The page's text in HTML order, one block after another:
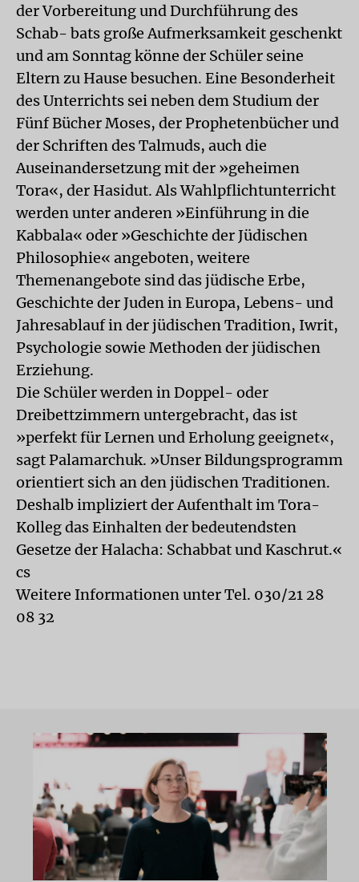
der Vorbereitung und Durchführung des
Schab- bats große Aufmerksamkeit geschenkt
und am Sonntag könne der Schüler seine
Eltern zu Hause besuchen. Eine Besonderheit
des Unterrichts sei neben dem Studium der
Fünf Bücher Moses, der Prophetenbücher und
der Schriften des Talmuds, auch die
Auseinandersetzung mit der »geheimen
Tora«, der Hasidut. Als Wahlpflichtunterricht
werden unter anderen »Einführung in die
Kabbala« oder »Geschichte der Jüdischen
Philosophie« angeboten, weitere
Themenangebote sind das jüdische Erbe,
Geschichte der Juden in Europa, Lebens- und
Jahresablauf in der jüdischen Tradition, Iwrit,
Psychologie sowie Methoden der jüdischen
Erziehung.
Die Schüler werden in Doppel- oder
Dreibettzimmern untergebracht, das ist
»perfekt für Lernen und Erholung geeignet«,
sagt Palamarchuk. »Unser Bildungsprogramm
orientiert sich an den jüdischen Traditionen.
Deshalb impliziert der Aufenthalt im Tora-
Kolleg das Einhalten der bedeutendsten
Gesetze der Halacha: Schabbat und Kaschrut.«
cs
Weitere Informationen unter Tel. 030/21 28
08 32